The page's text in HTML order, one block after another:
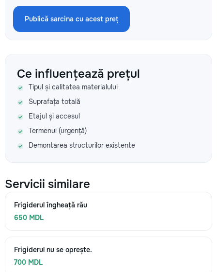
Publică sarcina cu acest preț
Ce influențează prețul
Tipul și calitatea materialului
Suprafața totală
Etajul și accesul
Termenul (urgență)
Demontarea structurilor existente
Servicii similare
Frigiderul îngheață rău
650 MDL
Frigiderul nu se oprește.
700 MDL